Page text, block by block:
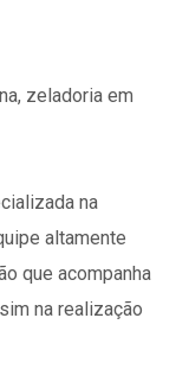
zeladoria em
na
altamente
que acompanha
na realização